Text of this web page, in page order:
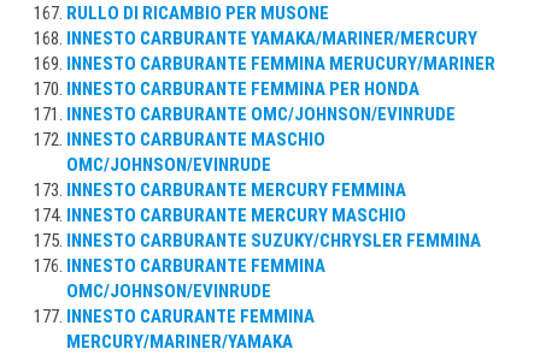
RULLO DI RICAMBIO PER MUSONE
INNESTO CARBURANTE YAMAKA/MARINER/MERCURY
INNESTO CARBURANTE FEMMINA MERUCURY/MARINER
INNESTO CARBURANTE FEMMINA PER HONDA
INNESTO CARBURANTE OMC/JOHNSON/EVINRUDE
INNESTO CARBURANTE MASCHIO
OMC/JOHNSON/EVINRUDE
INNESTO CARBURANTE MERCURY FEMMINA
INNESTO CARBURANTE MERCURY MASCHIO
INNESTO CARBURANTE SUZUKY/CHRYSLER FEMMINA
INNESTO CARBURANTE FEMMINA
OMC/JOHNSON/EVINRUDE
INNESTO CARURANTE FEMMINA
MERCURY/MARINER/YAMAKA